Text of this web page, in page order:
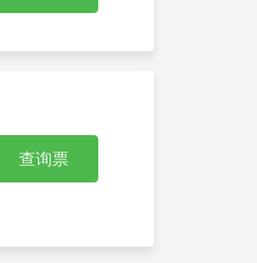
查询票